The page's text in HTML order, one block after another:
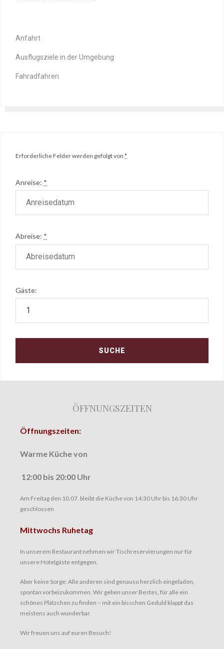
Anfahrt
Ausflugsziele in der Umgebung
Fahradfahren
Erforderliche Felder werden gefolgt von *
Anreise: *
Abreise: *
Gäste:
ÖFFNUNGSZEITEN
Öffnungszeiten:
Warme Küche von
12:00 bis 20:00 Uhr
Am Freitag den 10.07. bleibt die Küche von 14:30 Uhr bis 16:30 Uhr
geschlossen
Mittwochs Ruhetag
In unserem Restaurant nehmen wir Tischreservierungen nur für
unsere Hotelgäste entgegen.
Aber keine Sorge: Alle anderen sind genauso herzlich eingeladen,
spontan vorbeizukommen. Wir geben unser Bestes, für alle ein
schönes Plätzchen zu finden – mit ein bisschen Geduld klappt das
meistens auch wunderbar.
Wir freuen uns auf euren Besuch!